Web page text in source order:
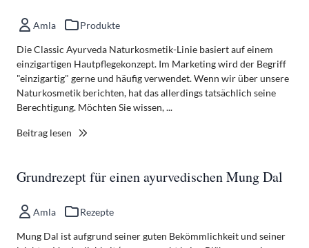
Amla Produkte
Die Classic Ayurveda Naturkosmetik-Linie basiert auf einem
einzigartigen Hautpflegekonzept. Im Marketing wird der Begriff
"einzigartig" gerne und häufig verwendet. Wenn wir über unsere
Naturkosmetik berichten, hat das allerdings tatsächlich seine
Berechtigung. Möchten Sie wissen, ...
Beitrag lesen
Grundrezept für einen ayurvedischen Mung Dal
Amla Rezepte
Mung Dal ist aufgrund seiner guten Bekömmlichkeit und seiner